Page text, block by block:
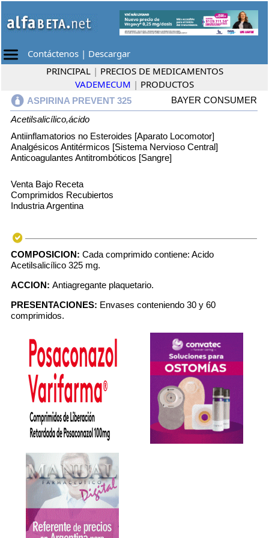
Contáctenos | Descargar
PRINCIPAL | PRECIOS DE MEDICAMENTOS
VADEMECUM | PRODUCTOS
ASPIRINA PREVENT 325
BAYER CONSUMER
Acetilsalicílico,ácido
Antiinflamatorios no Esteroides [Aparato Locomotor]
Analgésicos Antitérmicos [Sistema Nervioso Central]
Anticoagulantes Antitrombóticos [Sangre]
Venta Bajo Receta
Comprimidos Recubiertos
Industria Argentina
COMPOSICION: Cada comprimido contiene: Acido
Acetilsalicílico 325 mg.
ACCION: Antiagregante plaquetario.
PRESENTACIONES: Envases conteniendo 30 y 60
comprimidos.